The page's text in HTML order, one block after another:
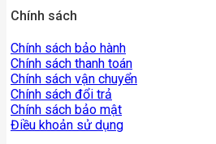
Chính sách
Chính sách bảo hành
Chính sách thanh toán
Chính sách vận chuyển
Chính sách đổi trả
Chính sách bảo mật
Điều khoản sử dụng